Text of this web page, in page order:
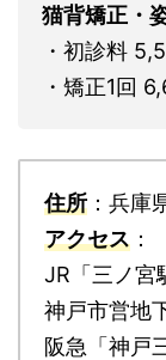
猫背矯正・
・初診料
・矯正1回
住所 ：兵
アクセス ：
JR「三ノ宮
神戸市営地
阪急「神戸